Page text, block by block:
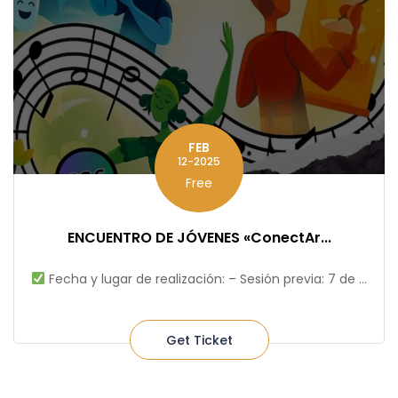
FEB
12-2025
Free
ENCUENTRO DE JÓVENES «ConectAr...
Fecha y lugar de realización: – Sesión previa: 7 de ...
Get Ticket